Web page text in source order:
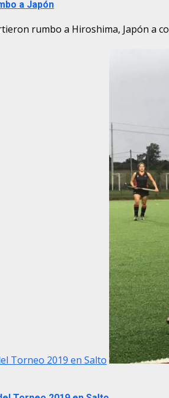
a Japón
rumbo a Hiroshima, Japón a
Torneo 2019 en Salto